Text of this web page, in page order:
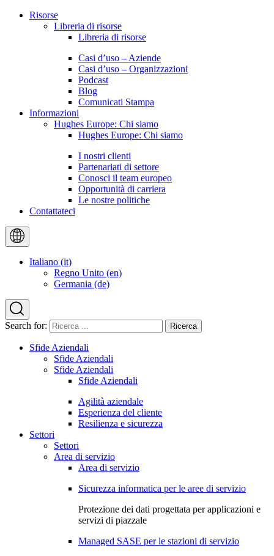
Risorse
Libreria di risorse
Libreria di risorse
Casi d’uso – Aziende
Casi d’uso – Organizzazioni
Podcast
Blog
Comunicati Stampa
Informazioni
Hughes Europe: Chi siamo
Hughes Europe: Chi siamo
I nostri clienti
Partenariati di settore
Conosci il team europeo
Opportunità di carriera
Le nostre politiche
Contattateci
Italiano (it)
Regno Unito (en)
Germania (de)
Search for:
Sfide Aziendali
Sfide Aziendali
Sfide Aziendali
Sfide Aziendali
Agilità aziendale
Esperienza del cliente
Resilienza e sicurezza
Settori
Settori
Area di servizio
Area di servizio
Sicurezza informatica per le aree di servizio
Protezione dei dati progettata per applicazioni e
servizi di piazzale
Managed SASE per le stazioni di servizio